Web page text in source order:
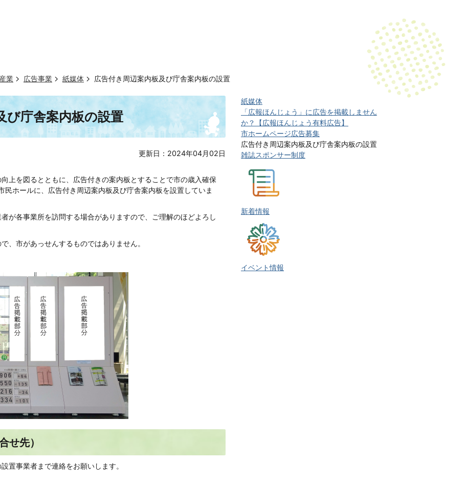
業 広告事業 紙媒体 広告付き周辺案内板及び庁舎案内板の設置
び庁舎案内板の設置
更新日：2024年04月02日
上を図るとともに、広告付きの案内板とすることで市の歳入確保
民ホールに、広告付き周辺案内板及び庁舎案内板を設置していま
が各事業所を訪問する場合がありますので、ご理解のほどよろし
、市があっせんするものではありません。
せ先）
置事業者まで連絡をお願いします。
紙媒体
「広報ほんじょう」に広告を掲載しません
か？【広報ほんじょう有料広告】
市ホームページ広告募集
広告付き周辺案内板及び庁舎案内板の設置
雑誌スポンサー制度
新着情報
イベント情報